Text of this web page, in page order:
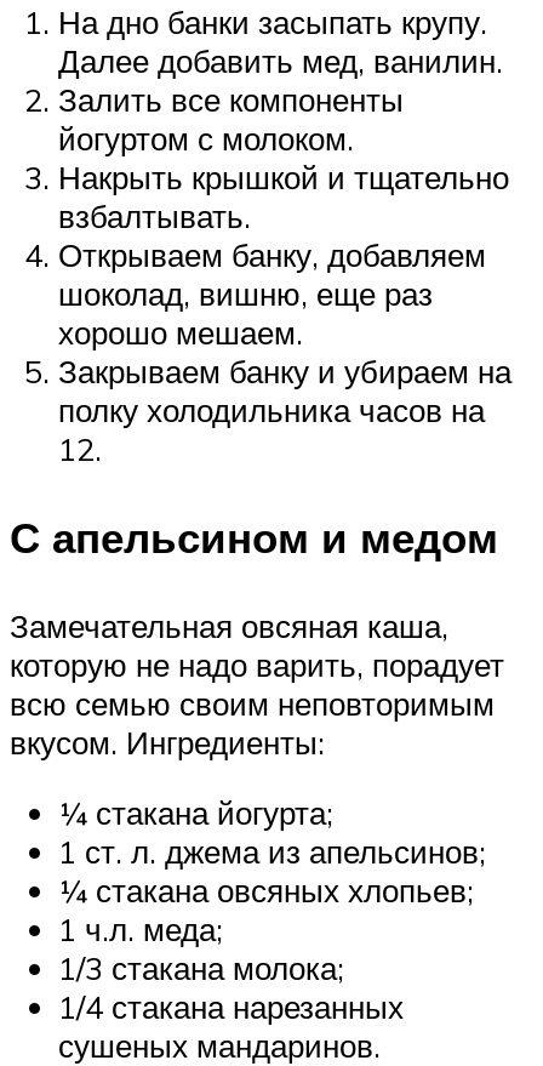
На дно банки засыпать крупу.
Далее добавить мед, ванилин.
Залить все компоненты
йогуртом с молоком.
Накрыть крышкой и тщательно
взбалтывать.
Открываем банку, добавляем
шоколад, вишню, еще раз
хорошо мешаем.
Закрываем банку и убираем на
полку холодильника часов на
12.
С апельсином и медом
Замечательная овсяная каша,
которую не надо варить, порадует
всю семью своим неповторимым
вкусом. Ингредиенты:
¼ стакана йогурта;
1 ст. л. джема из апельсинов;
¼ стакана овсяных хлопьев;
1 ч.л. меда;
1/3 стакана молока;
1/4 стакана нарезанных
сушеных мандаринов.